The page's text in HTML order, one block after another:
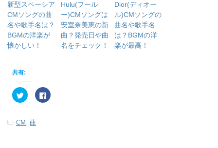
新型スペーシア
CMソングの曲
名や歌手名は？
BGMの洋楽が
懐かしい！
Hulu(フール
ー)CMソングは
安室奈美恵の新
曲？発売日や曲
名をチェック！
Dior(ディオー
ル)CMソングの
曲名や歌手名
は？BGMの洋
楽が最高！
共有:
ク
リ
て
F
a
-CM , 曲